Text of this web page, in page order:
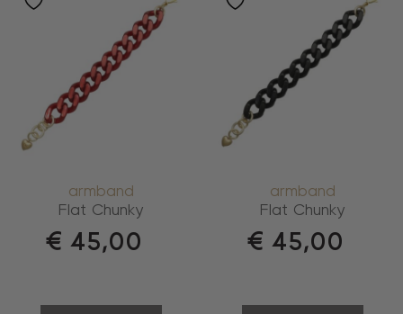
armband
Flat Chunky
€ 45,00
armband
Flat Chunky
€ 45,00